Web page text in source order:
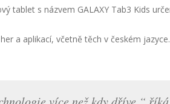
tablet s názvem GALAXY Tab3 Kids
a aplikací, včetně těch v českém